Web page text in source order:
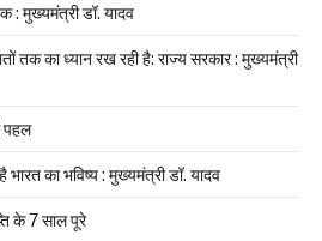
: मुख्यमंत्री डॉ. यादव
तक का ध्यान रख रही है: राज्य सरकार : मुख्यमंत्री
पहल
भारत का भविष्य : मुख्यमंत्री डॉ. यादव
के 7 साल पूरे